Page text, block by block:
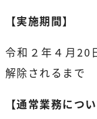
【実施期間】
令和２年４月
解除されるまで
【通常業務につい